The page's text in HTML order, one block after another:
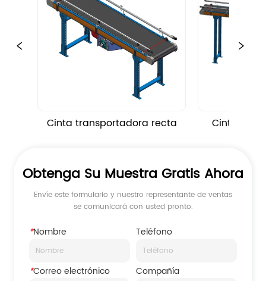
Cinta transportadora recta Cinta
Obtenga Su Muestra Gratis Ahora
Envíe este formulario y nuestro representante de ventas
se comunicará con usted pronto.
*Nombre Teléfono
*Correo electrónico Compañía